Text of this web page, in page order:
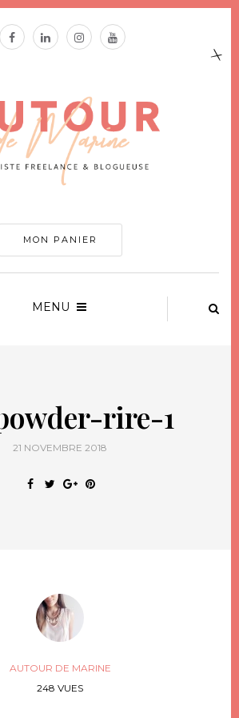
MON PANIER
MENU
rire-1
21 NOVEMBRE 2018
AUTOUR DE MARINE
248 VUES